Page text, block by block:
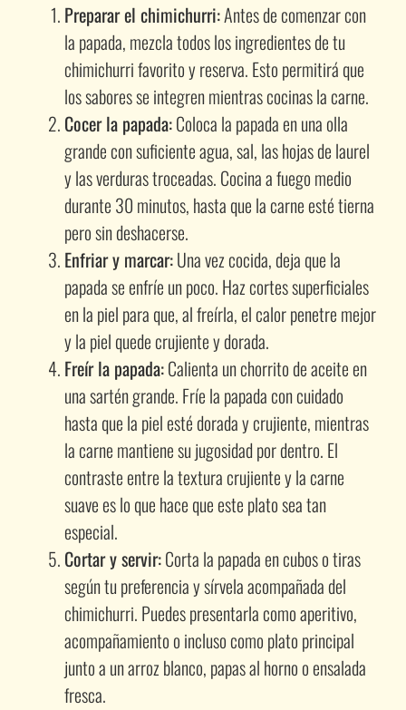
Preparar el chimichurri:Antes de comenzar con
la papada, mezcla todos los ingredientes de tu
chimichurri favorito y reserva. Esto permitirá que
los sabores se integren mientras cocinas la carne.
Cocer la papada:Coloca la papada en una olla
grande con suficiente agua, sal, las hojas de laurel
y las verduras troceadas. Cocina a fuego medio
durante 30 minutos, hasta que la carne esté tierna
pero sin deshacerse.
Enfriar y marcar:Una vez cocida, deja que la
papada se enfríe un poco. Haz cortes superficiales
en la piel para que, al freírla, el calor penetre mejor
y la piel quede crujiente y dorada.
Freír la papada:Calienta un chorrito de aceite en
una sartén grande. Fríe la papada con cuidado
hasta que la piel esté dorada y crujiente, mientras
la carne mantiene su jugosidad por dentro. El
contraste entre la textura crujiente y la carne
suave es lo que hace que este plato sea tan
especial.
Cortar y servir:Corta la papada en cubos o tiras
según tu preferencia y sírvela acompañada del
chimichurri. Puedes presentarla como aperitivo,
acompañamiento o incluso como plato principal
junto a un arroz blanco, papas al horno o ensalada
fresca.